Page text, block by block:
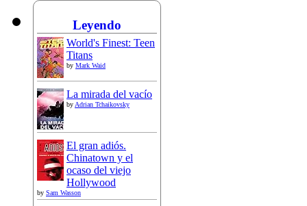
Leyendo
World's Finest: Teen
Titans
by Mark Waid
La mirada del vacío
byAdrian Tchaikovsky
El gran adiós.
Chinatown y el
ocaso del viejo
Hollywood
by Sam Wasson